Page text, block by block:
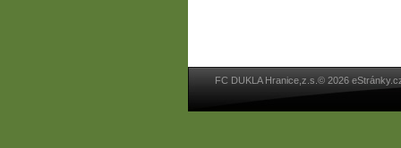
FC DUKLA Hranice,z.s.© 2026